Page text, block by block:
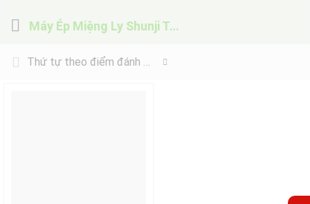
Máy Ép Miệng Ly Shunji Tại Bình Dương
Thứ tự theo điểm đánh giá